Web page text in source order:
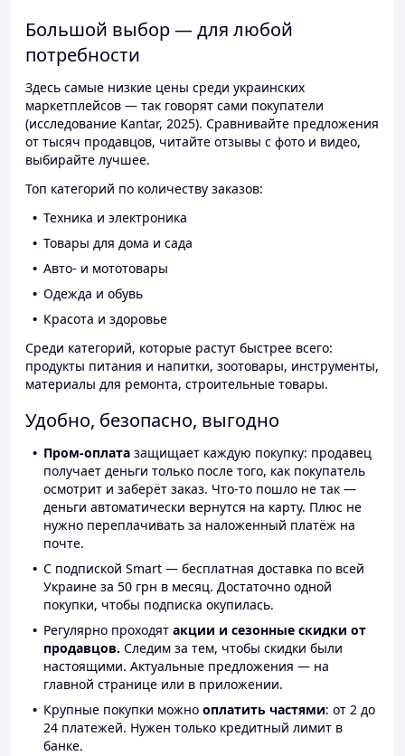
Большой выбор — для любой
потребности
Здесь самые низкие цены среди украинских
маркетплейсов — так говорят сами покупатели
(исследование Kantar, 2025). Сравнивайте предложения
от тысяч продавцов, читайте отзывы с фото и видео,
выбирайте лучшее.
Топ категорий по количеству заказов:
Техника и электроника
Товары для дома и сада
Авто- и мототовары
Одежда и обувь
Красота и здоровье
Среди категорий, которые растут быстрее всего:
продукты питания и напитки, зоотовары, инструменты,
материалы для ремонта, строительные товары.
Удобно, безопасно, выгодно
Пром-оплата защищает каждую покупку: продавец
получает деньги только после того, как покупатель
осмотрит и заберёт заказ. Что-то пошло не так —
деньги автоматически вернутся на карту. Плюс не
нужно переплачивать за наложенный платёж на
почте.
С подпиской Smart — бесплатная доставка по всей
Украине за 50 грн в месяц. Достаточно одной
покупки, чтобы подписка окупилась.
Регулярно проходят акции и сезонные скидки от
продавцов. Следим за тем, чтобы скидки были
настоящими. Актуальные предложения — на
главной странице или в приложении.
Крупные покупки можно оплатить частями: от 2 до
24 платежей. Нужен только кредитный лимит в
банке.